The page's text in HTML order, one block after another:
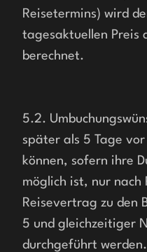
Reisetermins) wird
tagesaktuellen Preis
berechnet.
5.2.
später als 5 Tage
können, sofern ihre
möglich ist, nur nach
Reisevertrag zu den
5 und gleichzeitiger
durchgeführt